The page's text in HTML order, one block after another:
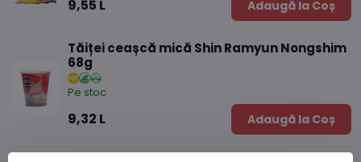
9,55 L Adaugă la Coș
Tăiței ceașcă mică Shin Ramyun Nongshim
68g
Pe stoc
9,32 L Adaugă la Coș